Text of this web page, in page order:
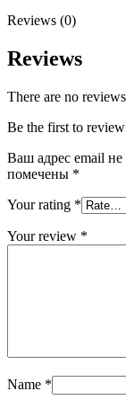
Reviews (0)
Reviews
There are no
Be the first to
Ваш адрес email не
помечены *
Your rating *
Your review *
Name *